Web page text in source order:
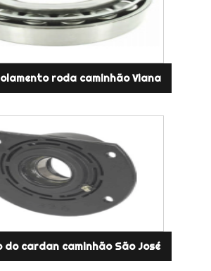
roda caminhão Viana
do cardan caminhão São José